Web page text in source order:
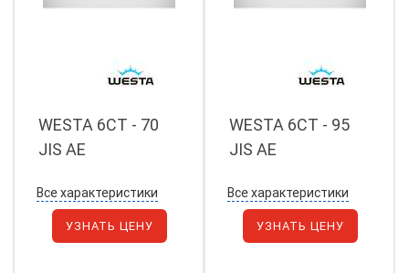
WESTA 6СТ - 70
JIS АЕ
Все характеристики
УЗНАТЬ ЦЕНУ
WESTA 6СТ - 95
JIS АЕ
Все характеристики
УЗНАТЬ ЦЕНУ